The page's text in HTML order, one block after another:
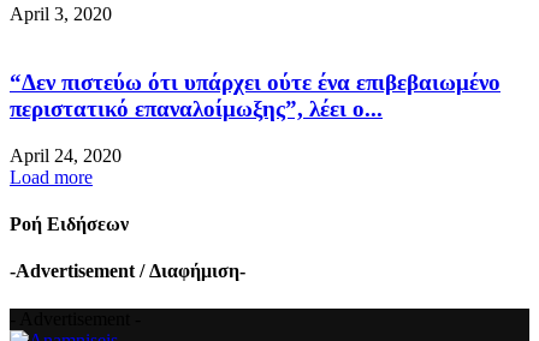
April 3, 2020
“Δεν πιστεύω ότι υπάρχει ούτε ένα επιβεβαιωμένο
περιστατικό επαναλοίμωξης”, λέει ο...
April 24, 2020
Load more
Ροή Ειδήσεων
-Advertisement / Διαφήμιση-